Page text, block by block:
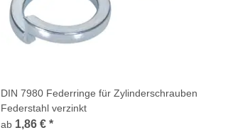
DIN 7980 Federringe für Zylinderschrauben
Federstahl verzinkt
ab 1,86 € *